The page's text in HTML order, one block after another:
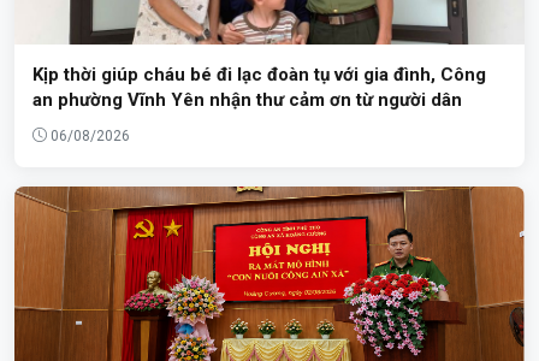
Kịp thời giúp cháu bé đi lạc đoàn tụ với gia đình, Công
an phường Vĩnh Yên nhận thư cảm ơn từ người dân
06/08/2026